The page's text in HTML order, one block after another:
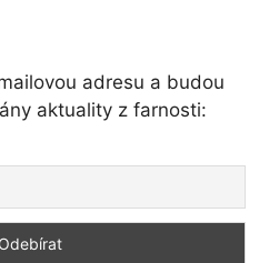
adresu a budou
aktuality z farnosti: